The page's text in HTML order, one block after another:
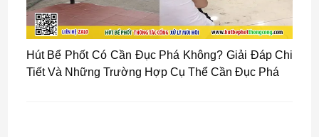
Hút Bể Phốt Có Cần Đục Phá Không? Giải Đáp Chi
Tiết Và Những Trường Hợp Cụ Thể Cần Đục Phá